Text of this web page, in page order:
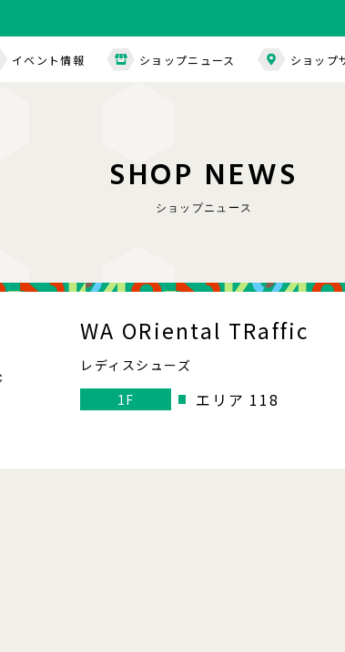
イベント情報 ショップニュース ショップ
SHOP NEWS
ショップニュース
WA ORiental TRaffic
レディスシューズ
1F
エリア 118